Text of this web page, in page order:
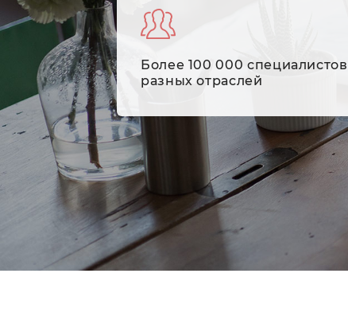
Более 100 000 специалистов
разных отраслей